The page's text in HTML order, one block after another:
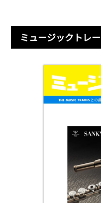
ミュージックトレ